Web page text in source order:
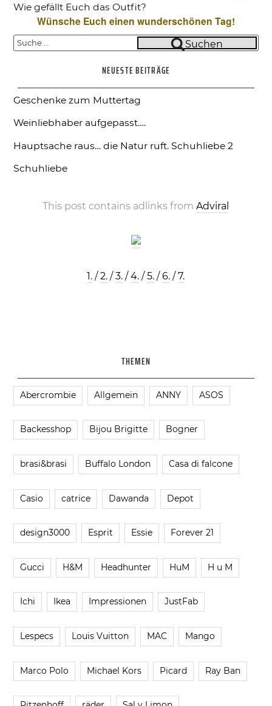
Wie gefällt Euch das Outfit?
Wünsche Euch einen wunderschönen Tag!
Suche
Suchen
NEUESTE BEITRÄGE
Geschenke zum Muttertag
Weinliebhaber aufgepasst….
Hauptsache raus… die Natur ruft. Schuhliebe 2
Schuhliebe
This post contains adlinks fromAdviral
1. /2. /3. /4. /5. /6. /7.
THEMEN
Abercrombie Allgemein ANNY ASOS
Backesshop Bijou Brigitte Bogner
brasi&brasi Buffalo London Casa di falcone
Casio catrice Dawanda Depot
design3000 Esprit Essie Forever 21
Gucci H&M Headhunter HuM H u M
Ichi Ikea Impressionen JustFab
Lespecs Louis Vuitton MAC Mango
Marco Polo Michael Kors Picard Ray Ban